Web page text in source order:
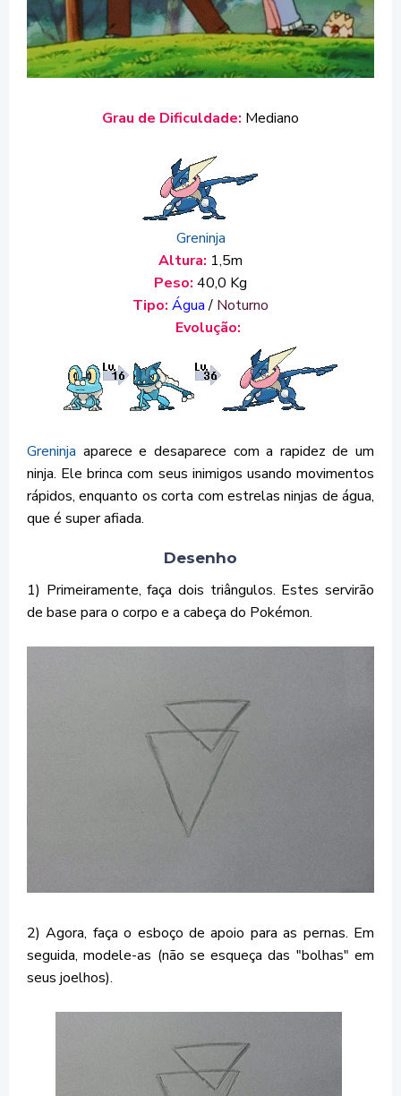
Grau de Dificuldade: Mediano
Greninja
Altura: 1,5m
Peso: 40,0 Kg
Tipo: Água/ Noturno
Evolução:
Greninja aparece e desaparece com a rapidez de um
ninja. Ele brinca com seus inimigos usando movimentos
rápidos, enquanto os corta com estrelas ninjas de água,
que é super afiada.
Desenho
1) Primeiramente, faça dois triângulos. Estes servirão
de base para o corpo e a cabeça do Pokémon.
2) Agora, faça o esboço de apoio para as pernas. Em
seguida, modele-as (não se esqueça das "bolhas" em
seus joelhos).